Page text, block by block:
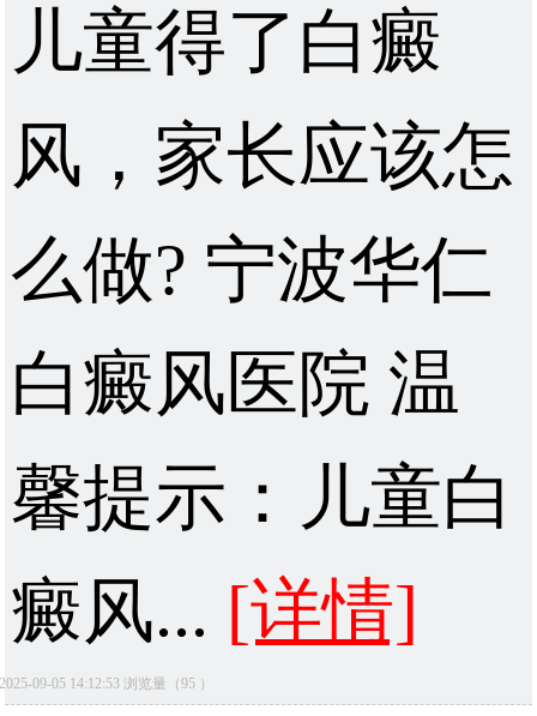
儿童得了白癜
风，家长应该怎
么做? 宁波华仁
白癜风医院 温
馨提示：儿童白
癜风... [详情]
09-05 14:12:53 浏览量（95 ）